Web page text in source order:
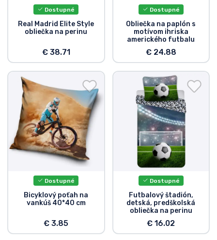
Dostupné
Real Madrid Elite Style
obliečka na perinu
€ 38.71
Dostupné
Obliečka na paplón s
motívom ihriska
amerického futbalu
€ 24.88
Dostupné
Bicyklový poťah na
vankúš 40*40 cm
€ 3.85
Dostupné
Futbalový štadión,
detská, predškolská
obliečka na perinu
€ 16.02